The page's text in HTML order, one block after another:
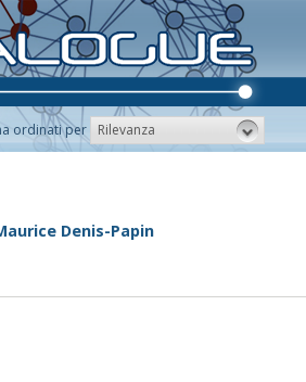
ordinati per Rilevanza
Denis-Papin